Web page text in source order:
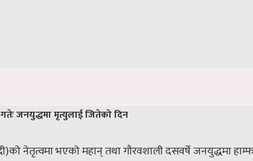
जनयुद्धमा मृत्युलाई जितेको दिन
नेतृत्वमा भएको महान् तथा गौरवशाली दसवर्षे जनयुद्धमा